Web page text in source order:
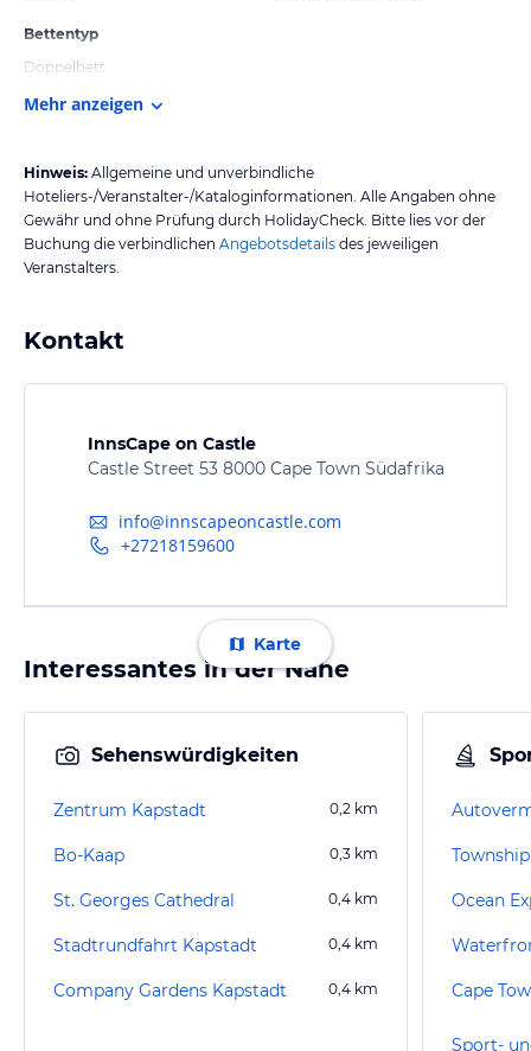
Bettentyp
Doppelbett
Mehr anzeigen
Hinweis: Allgemeine und unverbindliche
Hoteliers-/Veranstalter-/Kataloginformationen. Alle Angaben ohne
Gewähr und ohne Prüfung durch HolidayCheck. Bitte lies vor der
Buchung die verbindlichen Angebotsdetails des jeweiligen
Veranstalters.
Kontakt
InnsCape on Castle
Castle Street 53 8000 Cape Town Südafrika
info@innscapeoncastle.com
+27218159600
Karte
Interessantes in der Nähe
Sehenswürdigkeiten
Zentrum Kapstadt 0,2 km
Bo-Kaap 0,3 km
St. Georges Cathedral 0,4 km
Stadtrundfahrt Kapstadt 0,4 km
Company Gardens Kapstadt 0,4 km
Sport-